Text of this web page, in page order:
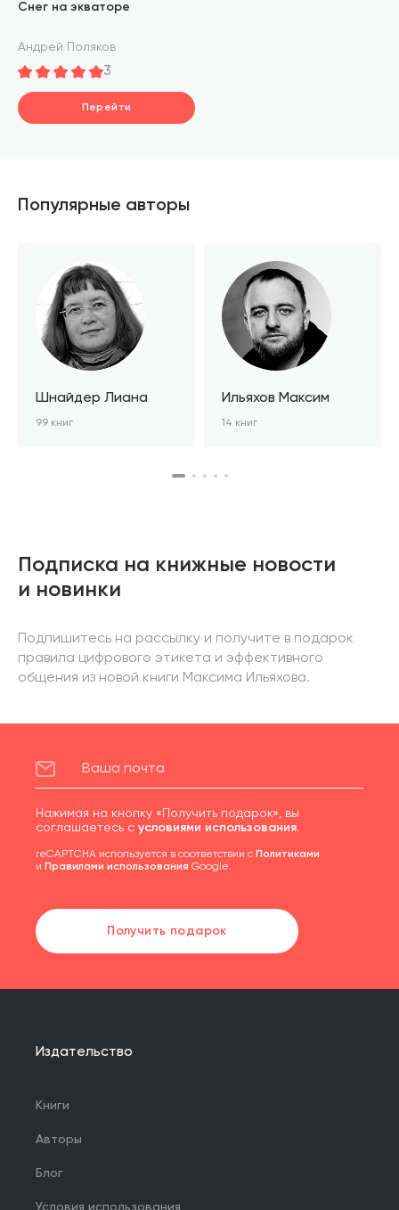
Снег на экваторе
Андрей Поляков
3
Перейти
Популярные авторы
Шнайдер Лиана
99 книг
Ильяхов Максим
14 книг
Подписка на книжные новости
и новинки
Подпишитесь на рассылку и получите в подарок
правила цифрового этикета и эффективного
общения из новой книги Максима Ильяхова.
Нажимая на кнопку «Получить подарок», вы
соглашаетесь с условиями использования.
reCAPTCHA используется в соответствии с Политиками
и Правилами использования Google.
Получить подарок
Издательство
Книги
Авторы
Блог
Условия использования